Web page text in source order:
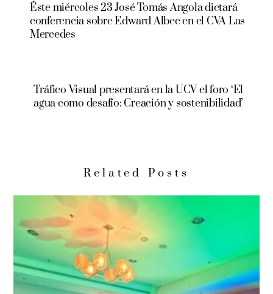
Éste miércoles 23 José Tomás Angola dictará
conferencia sobre Edward Albee en el CVA Las
Mercedes
Tráfico Visual presentará en la UCV el foro ‘El
agua como desafío: Creación y sostenibilidad’
Related Posts